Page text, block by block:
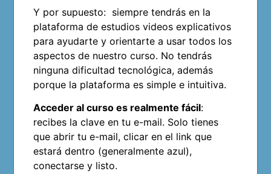
Y por supuesto: siempre tendrás en la
plataforma de estudios videos explicativos
para ayudarte y orientarte a usar todos los
aspectos de nuestro curso. No tendrás
ninguna dificultad tecnológica, además
porque la plataforma es simple e intuitiva.
Acceder al curso es realmente fácil:
recibes la clave en tu e-mail. Solo tienes
que abrir tu e-mail, clicar en el link que
estará dentro (generalmente azul),
conectarse y listo.